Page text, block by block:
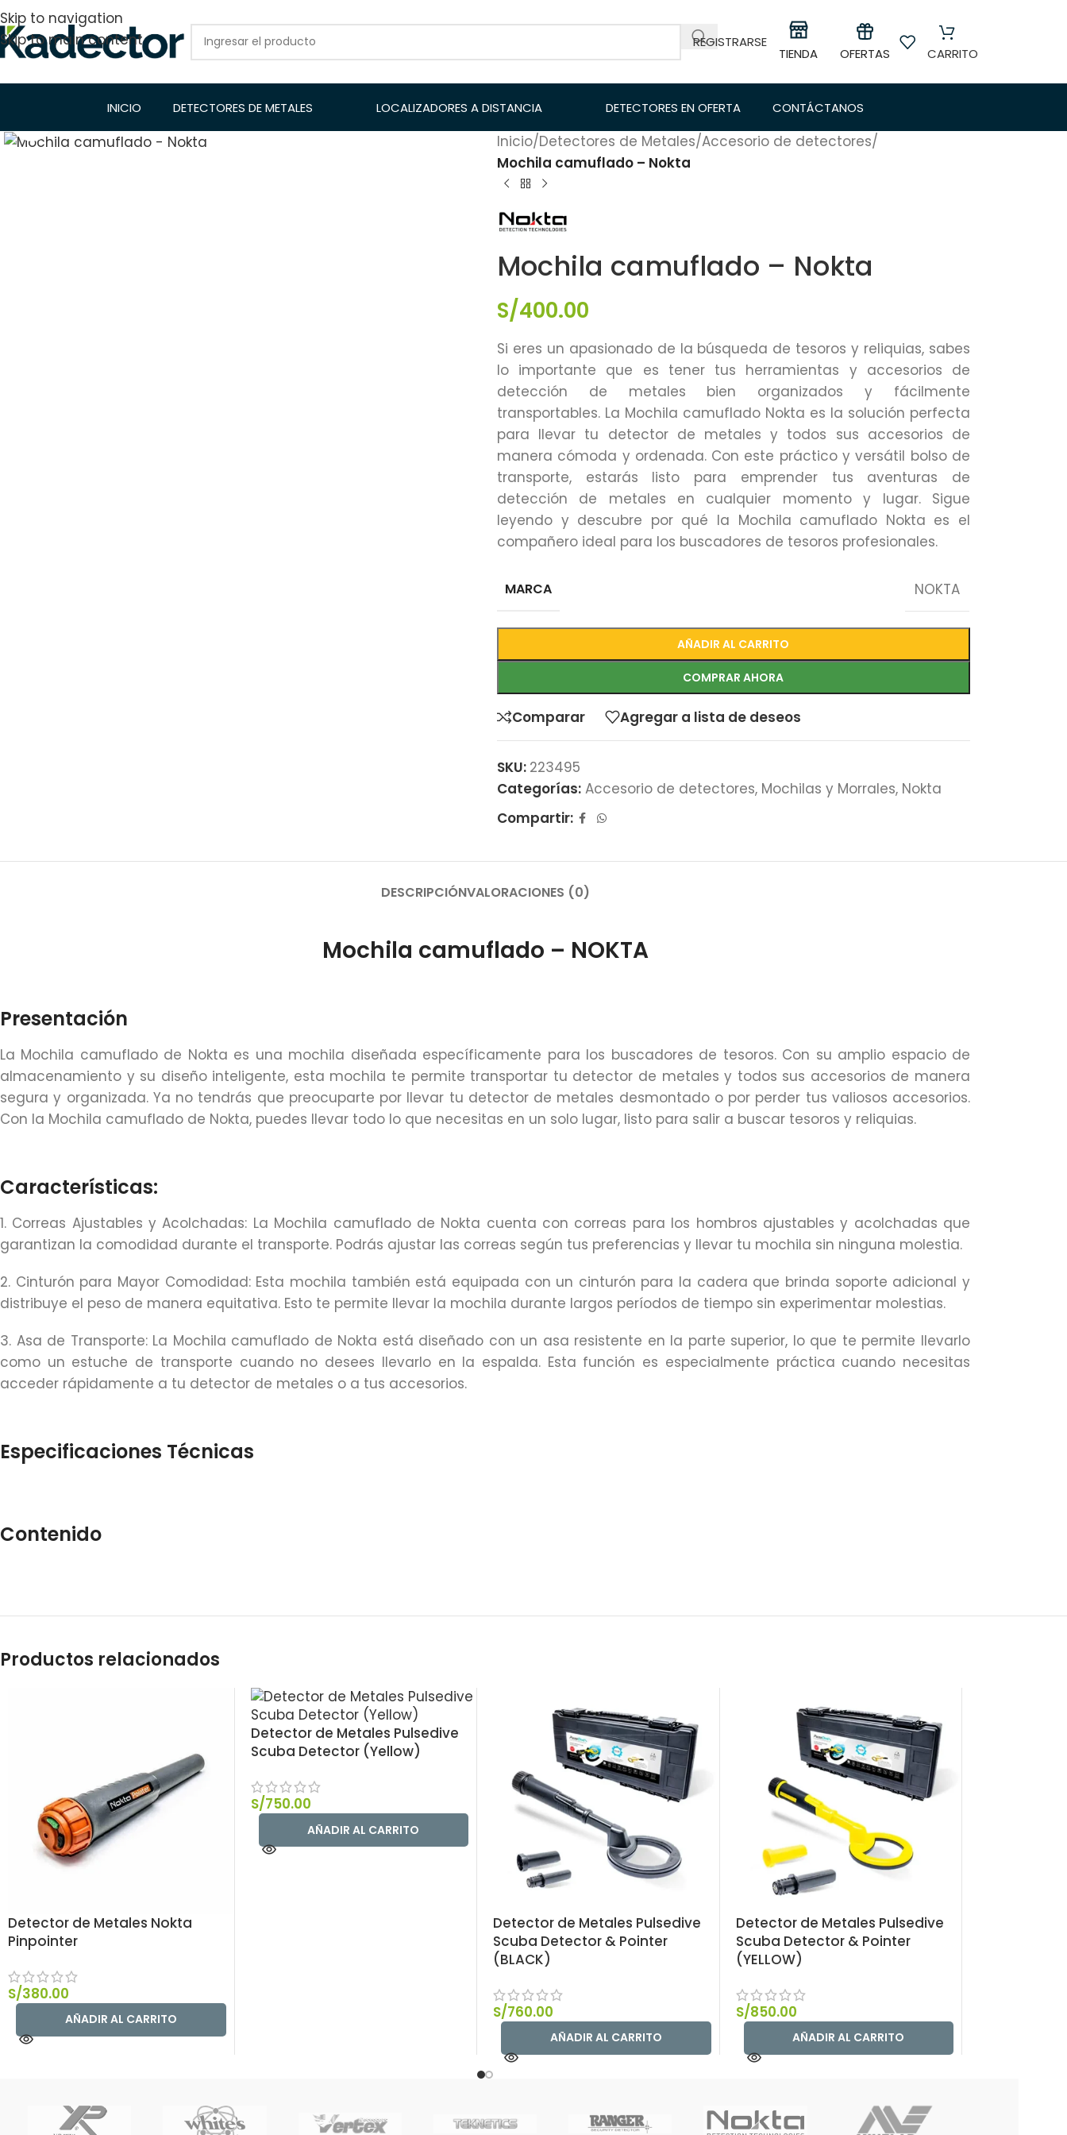
Skip to navigation
Skip to main content
REGISTRARSE
TIENDA OFERTAS CARRITO
INICIO DETECTORES DE METALES LOCALIZADORES A DISTANCIA DETECTORES EN OFERTA
CONTÁCTANOS
Inicio/Detectores de Metales/Accesorio de detectores/
Mochila camuflado – Nokta
Mochila camuflado – Nokta
S/400.00
Si eres un apasionado de la búsqueda de tesoros y reliquias, sabes
lo importante que es tener tus herramientas y accesorios de
detección de metales bien organizados y fácilmente
transportables. La Mochila camuflado Nokta es la solución perfecta
para llevar tu detector de metales y todos sus accesorios de
manera cómoda y ordenada. Con este práctico y versátil bolso de
transporte, estarás listo para emprender tus aventuras de
detección de metales en cualquier momento y lugar. Sigue
leyendo y descubre por qué la Mochila camuflado Nokta es el
compañero ideal para los buscadores de tesoros profesionales.
MARCA NOKTA
AÑADIR AL CARRITO
COMPRAR AHORA
Comparar Agregar a lista de deseos
SKU: 223495
Categorías: Accesorio de detectores, Mochilas y Morrales, Nokta
Compartir:
DESCRIPCIÓNVALORACIONES (0)
Mochila camuflado – NOKTA
Presentación
La Mochila camuflado de Nokta es una mochila diseñada específicamente para los buscadores de tesoros. Con su amplio espacio de
almacenamiento y su diseño inteligente, esta mochila te permite transportar tu detector de metales y todos sus accesorios de manera
segura y organizada. Ya no tendrás que preocuparte por llevar tu detector de metales desmontado o por perder tus valiosos accesorios.
Con la Mochila camuflado de Nokta, puedes llevar todo lo que necesitas en un solo lugar, listo para salir a buscar tesoros y reliquias.
Características:
1. Correas Ajustables y Acolchadas: La Mochila camuflado de Nokta cuenta con correas para los hombros ajustables y acolchadas que
garantizan la comodidad durante el transporte. Podrás ajustar las correas según tus preferencias y llevar tu mochila sin ninguna molestia.
2. Cinturón para Mayor Comodidad: Esta mochila también está equipada con un cinturón para la cadera que brinda soporte adicional y
distribuye el peso de manera equitativa. Esto te permite llevar la mochila durante largos períodos de tiempo sin experimentar molestias.
3. Asa de Transporte: La Mochila camuflado de Nokta está diseñado con un asa resistente en la parte superior, lo que te permite llevarlo
como un estuche de transporte cuando no desees llevarlo en la espalda. Esta función es especialmente práctica cuando necesitas
acceder rápidamente a tu detector de metales o a tus accesorios.
Especificaciones Técnicas
Contenido
Productos relacionados
Detector de Metales Nokta
Pinpointer
S/380.00
AÑADIR AL CARRITO
Detector de Metales Pulsedive
Scuba Detector (Yellow)
S/750.00
AÑADIR AL CARRITO
Detector de Metales Pulsedive
Scuba Detector & Pointer
(BLACK)
S/760.00
AÑADIR AL CARRITO
Detector de Metales Pulsedive
Scuba Detector & Pointer
(YELLOW)
S/850.00
AÑADIR AL CARRITO